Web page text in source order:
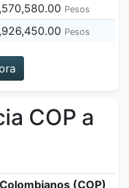
Pesos
Pesos
COP a
(COP)